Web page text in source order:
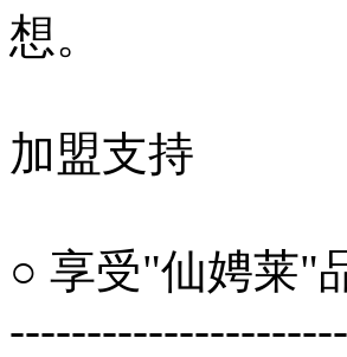
想。
加盟支持
○ 享受"仙娉莱"